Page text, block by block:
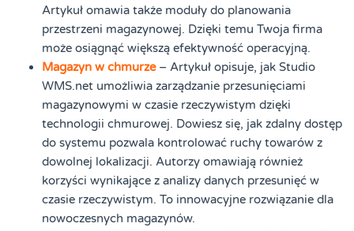
Artykuł omawia także moduły do planowania
przestrzeni magazynowej. Dzięki temu Twoja firma
może osiągnąć większą efektywność operacyjną.
Magazyn w chmurze– Artykuł opisuje, jak Studio
WMS.net umożliwia zarządzanie przesunięciami
magazynowymi w czasie rzeczywistym dzięki
technologii chmurowej. Dowiesz się, jak zdalny dostęp
do systemu pozwala kontrolować ruchy towarów z
dowolnej lokalizacji. Autorzy omawiają również
korzyści wynikające z analizy danych przesunięć w
czasie rzeczywistym. To innowacyjne rozwiązanie dla
nowoczesnych magazynów.